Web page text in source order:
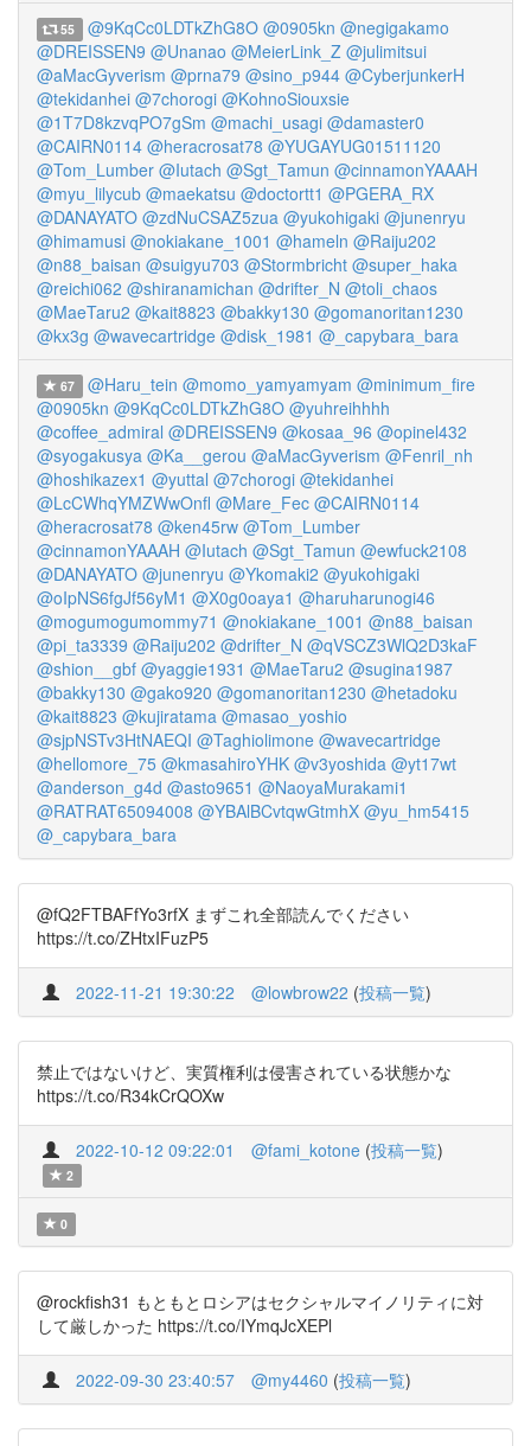
55 @9KqCc0LDTkZhG8O @0905kn @negigakamo
@DREISSEN9 @Unanao @MeierLink_Z @julimitsui
@aMacGyverism @prna79 @sino_p944 @CyberjunkerH
@tekidanhei @7chorogi @KohnoSiouxsie
@1T7D8kzvqPO7gSm @machi_usagi @damaster0
@CAIRN0114 @heracrosat78 @YUGAYUG01511120
@Tom_Lumber @Iutach @Sgt_Tamun @cinnamonYAAAH
@myu_lilycub @maekatsu @doctortt1 @PGERA_RX
@DANAYATO @zdNuCSAZ5zua @yukohigaki @junenryu
@himamusi @nokiakane_1001 @hameln @Raiju202
@n88_baisan @suigyu703 @Stormbricht @super_haka
@reichi062 @shiranamichan @drifter_N @toli_chaos
@MaeTaru2 @kait8823 @bakky130 @gomanoritan1230
@kx3g @wavecartridge @disk_1981 @_capybara_bara
67 @Haru_tein @momo_yamyamyam @minimum_fire
@0905kn @9KqCc0LDTkZhG8O @yuhreihhhh
@coffee_admiral @DREISSEN9 @kosaa_96 @opinel432
@syogakusya @Ka__gerou @aMacGyverism @Fenril_nh
@hoshikazex1 @yuttal @7chorogi @tekidanhei
@LcCWhqYMZWwOnfl @Mare_Fec @CAIRN0114
@heracrosat78 @ken45rw @Tom_Lumber
@cinnamonYAAAH @Iutach @Sgt_Tamun @ewfuck2108
@DANAYATO @junenryu @Ykomaki2 @yukohigaki
@oIpNS6fgJf56yM1 @X0g0oaya1 @haruharunogi46
@mogumogumommy71 @nokiakane_1001 @n88_baisan
@pi_ta3339 @Raiju202 @drifter_N @qVSCZ3WlQ2D3kaF
@shion__gbf @yaggie1931 @MaeTaru2 @sugina1987
@bakky130 @gako920 @gomanoritan1230 @hetadoku
@kait8823 @kujiratama @masao_yoshio
@sjpNSTv3HtNAEQI @Taghiolimone @wavecartridge
@hellomore_75 @kmasahiroYHK @v3yoshida @yt17wt
@anderson_g4d @asto9651 @NaoyaMurakami1
@RATRAT65094008 @YBAlBCvtqwGtmhX @yu_hm5415
@_capybara_bara
@fQ2FTBAFfYo3rfX まずこれ全部読んでください
https://t.co/ZHtxIFuzP5
2022-11-21 19:30:22 @lowbrow22 (投稿一覧)
禁止ではないけど、実質権利は侵害されている状態かな
https://t.co/R34kCrQOXw
2022-10-12 09:22:01 @fami_kotone (投稿一覧)
2
0
@rockfish31 もともとロシアはセクシャルマイノリティに対
して厳しかった https://t.co/IYmqJcXEPl
2022-09-30 23:40:57 @my4460 (投稿一覧)